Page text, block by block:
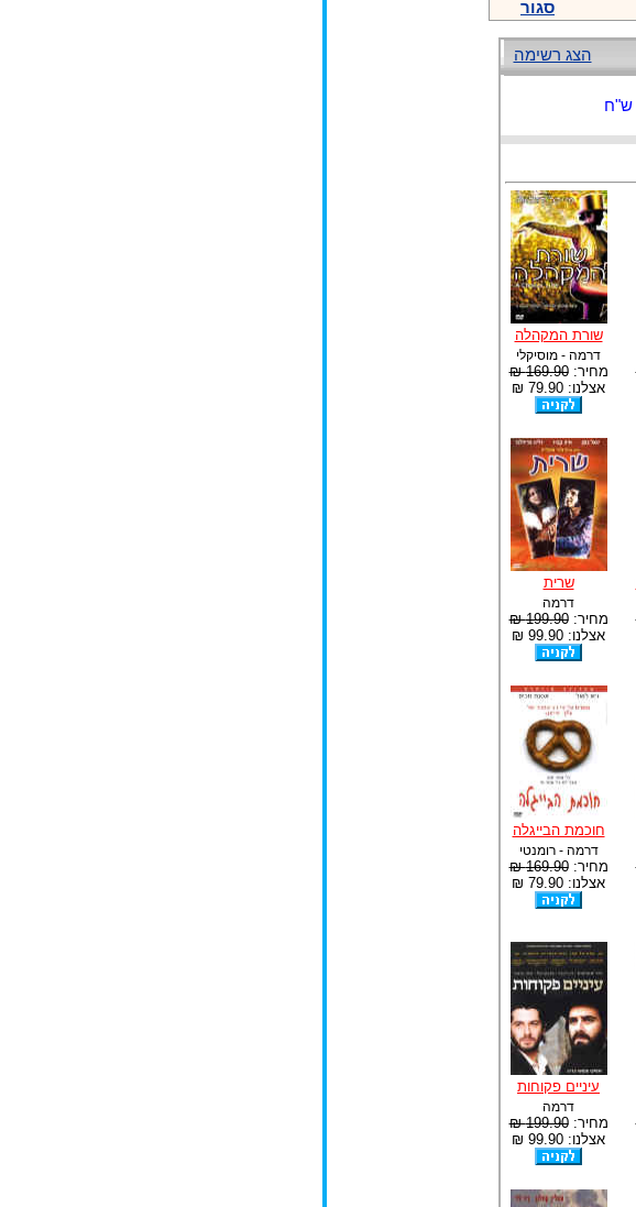
סגור
הצג רשימה
שורת המקהלה
דרמה - מוסיקלי
מחיר:169.90 ₪
אצלנו: 79.90 ₪
שרית
דרמה
מחיר:199.90 ₪
אצלנו: 99.90 ₪
חוכמת הבייגלה
דרמה - רומנטי
מחיר:169.90 ₪
אצלנו: 79.90 ₪
עיניים פקוחות
דרמה
מחיר:199.90 ₪
אצלנו: 99.90 ₪